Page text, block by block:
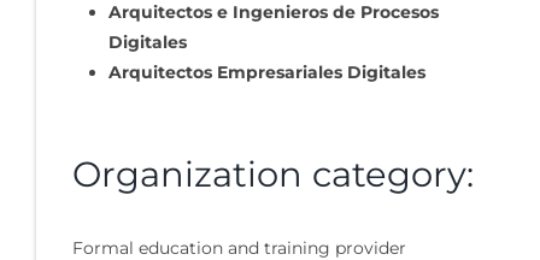
Arquitectos e Ingenieros de Procesos
Digitales
Arquitectos Empresariales Digitales
Organization category:
Formal education and training provider